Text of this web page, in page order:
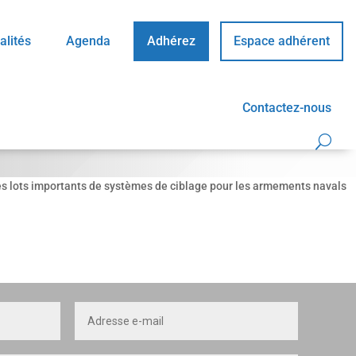
Agenda Adhérez Espace adhérent
Contactez-nous
lots importants de systèmes de ciblage pour les armements navals